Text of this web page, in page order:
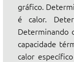
gráfico.
é calor.
Determinando
capacidade
calor